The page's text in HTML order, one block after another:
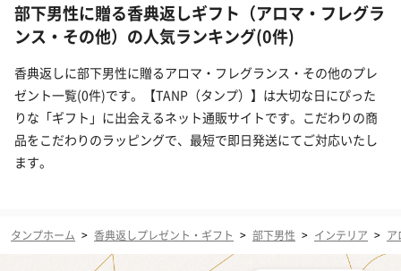
部下男性に贈る香典返しギフト（アロマ・フレグラ
ンス・その他）の人気ランキング(0件)
香典返しに部下男性に贈るアロマ・フレグランス・その他のプレ
ゼント一覧(0件)です。【TANP（タンプ）】は大切な日にぴった
りな「ギフト」に出会えるネット通販サイトです。こだわりの商
品をこだわりのラッピングで、最短で即日発送にてご対応いたし
ます。
タンプホーム > 香典返しプレゼント・ギフト > 部下男性 > インテリア > ア